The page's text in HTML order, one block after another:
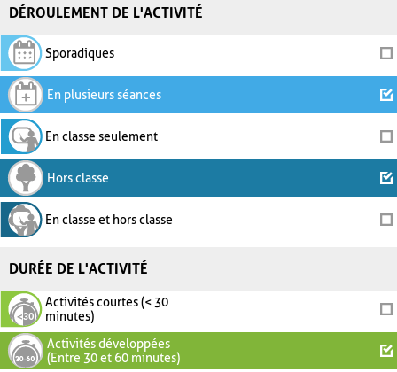
DÉROULEMENT DE L'ACTIVITÉ
Sporadiques
En plusieurs séances
En classe seulement
Hors classe
En classe et hors classe
DURÉE DE L'ACTIVITÉ
Activités courtes (< 30
minutes)
Activités développées
(Entre 30 et 60 minutes)